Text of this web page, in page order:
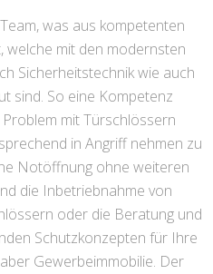
was aus kompetenten
welche mit den modernsten
Sicherheitstechnik wie auch
sind. So eine Kompetenz
mit Türschlössern
in Angriff nehmen zu
Notöffnung ohne weiteren
die Inbetriebnahme von
oder die Beratung und
Schutzkonzepten für Ihre
Gewerbeimmobilie. Der